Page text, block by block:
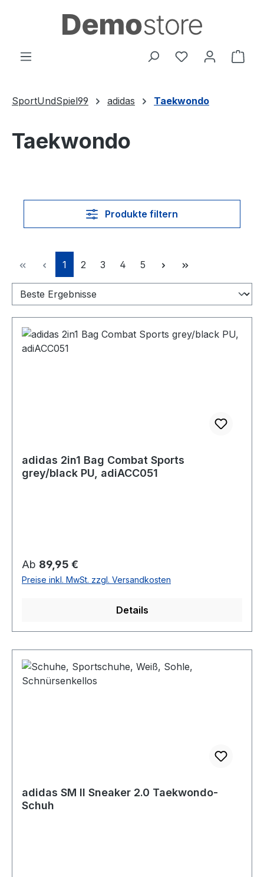
Zum Hauptinhalt springen
Du hast 0
SportUndSpiel99 adidas Taekwondo
Taekwondo
Produkte filtern
Seite
1 Seite
2 Seite
3 Seite
4 Seite
5
adidas 2in1 Bag Combat Sports
grey/black PU, adiACC051
Regulärer Preis:
Ab 89,95 €
Preise inkl. MwSt. zzgl. Versandkosten
Details
adidas SM II Sneaker 2.0 Taekwondo-
Schuh